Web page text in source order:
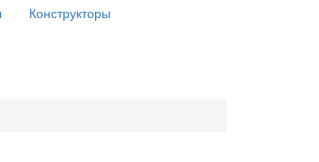
Конструкторы